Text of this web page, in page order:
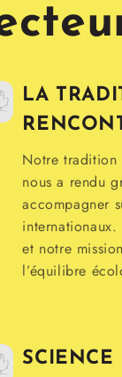
LA
Notre tradition
nous a rendu
accompagner
et notre
l’équilibre
SCIENCE